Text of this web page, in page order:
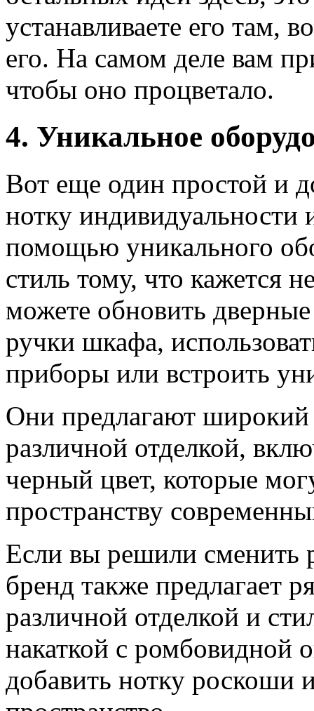
устанавливаете его там,
его. На самом деле вам
чтобы оно процветало.
4. Уникальное
Вот еще один простой и
нотку индивидуальности
помощью уникального
стиль тому, что кажется
можете обновить
ручки шкафа,
приборы или встроить
Они предлагают
различной отделкой,
черный цвет, которые
пространству
Если вы решили сменить
бренд также предлагает
различной отделкой и
накаткой с ромбовидной
добавить нотку роскоши